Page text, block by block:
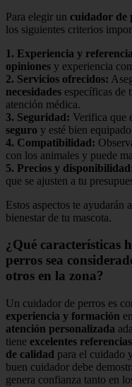
Para elegir un cuidador de
los siguientes criterios
1. Experiencia y
opiniones y experiencia
2. Servicios ofrecidos:
necesidades específicas de
atención médica.
3. Seguridad: Verifica que
seguro y esté bien
4. Compatibilidad:
con los animales y puede
5. Precios y disponibilidad
que se ajusten a tu
Estos aspectos te ayudarán
bienestar de tu mascota.
¿Qué características
perros sea
otros en la zona?
Un cuidador de perros es
experiencia y formación
atención personalizada
tiene excelentes referencias
de calidad para el cuidado
buen cuidador debe
genera confianza tanto en